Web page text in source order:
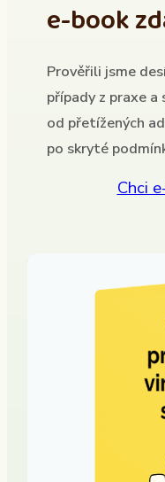
e-book
Prověřili jsme
případy z praxe
od přetížených
po skryté
Chci